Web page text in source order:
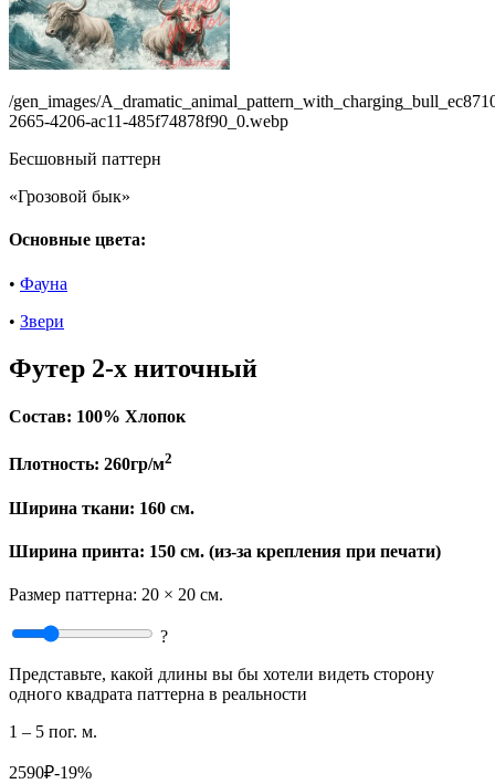
/gen_images/
2665-4206-ac11-485f74878f90_0.webp
Бесшовный паттерн
«Грозовой бык»
Основные цвета:
• Фауна
• Звери
Футер 2-х ниточный
Состав: 100% Хлопок
Плотность: 260гр/м2
Ширина ткани: 160 см.
Ширина принта: 150 см. (из-за крепления при печати)
Размер паттерна: 20 × 20 см.
?
Представьте, какой длины вы бы хотели видеть сторону
одного квадрата паттерна в реальности
1 – 5 пог. м.
2590₽-19%